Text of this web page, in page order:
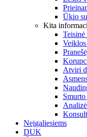
Ūkio
Kita
Atviri
Neįgaliesiems
DUK